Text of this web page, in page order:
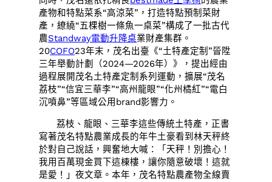
產物和特點菜系“高涼菜”，打造特點預制菜財
產，繚繞“五棵樹一條魚一桌菜”構成了一批古代
農Standway電動升降桌業財產集群。
20COFO23年末，茂名出臺《“土特產定制”晉陞
三年舉動計劃（2024—2026年）》，提出經由
過程展開茂名土特產定制系列運動，擴展“茂名
荔枝”“信宜三華李”“高州龍眼”“化州橘紅”“電白
沉噴鼻”等區域公用brand影響力。
荔枝、龍眼、三華李這些傳統土特產，正書
寫著茂名特點農業成長的年牛土豪看到林天秤終
於對自己說話，興奮地大喊：「天秤！別擔心！
我用百萬現金買下這棟樓，讓你隨意破壞！這就
是愛！」夜文章。本年，茂名特點農產物全線賣